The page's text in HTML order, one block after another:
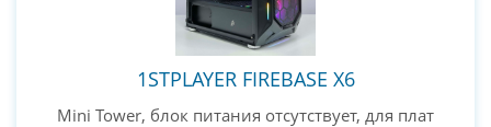
1STPLAYER FIREBASE X6
Mini Tower, блок питания отсутствует, для плат